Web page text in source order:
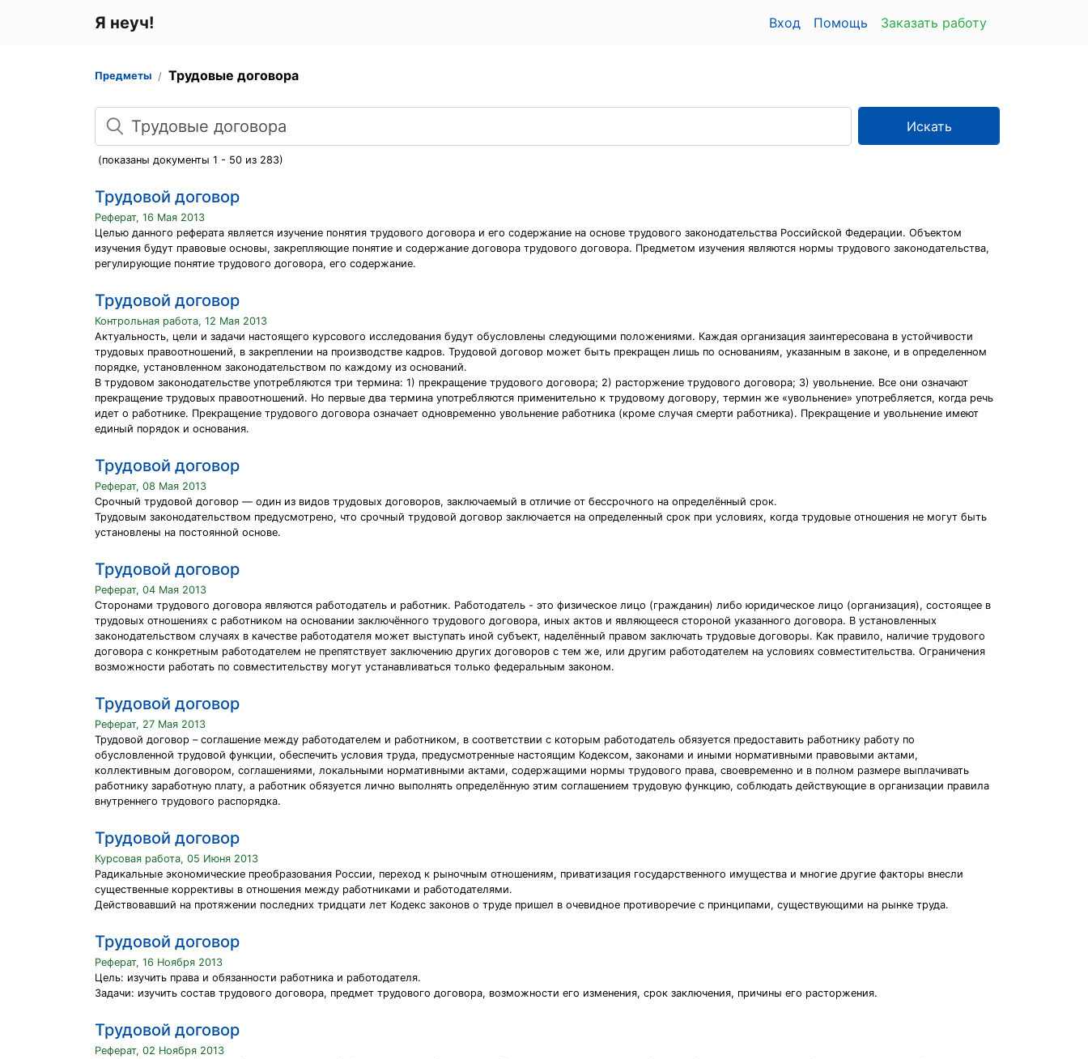
Я неуч! Вход Помощь Заказать работу
Предметы Трудовые договора
Поиск
Искать
(показаны документы 1 - 50 из 283)
Трудовой договор
Реферат, 16 Мая 2013
Целью данного реферата является изучение понятия трудового договора и его содержание на основе трудового законодательства Российской Федерации. Объектом
изучения будут правовые основы, закрепляющие понятие и содержание договора трудового договора. Предметом изучения являются нормы трудового законодательства,
регулирующие понятие трудового договора, его содержание.
Трудовой договор
Контрольная работа, 12 Мая 2013
Актуальность, цели и задачи настоящего курсового исследования будут обусловлены следующими положениями. Каждая организация заинтересована в устойчивости
трудовых правоотношений, в закреплении на производстве кадров. Трудовой договор может быть прекращен лишь по основаниям, указанным в законе, и в определенном
порядке, установленном законодательством по каждому из оснований.
В трудовом законодательстве употребляются три термина: 1) прекращение трудового договора; 2) расторжение трудового договора; 3) увольнение. Все они означают
прекращение трудовых правоотношений. Но первые два термина употребляются применительно к трудовому договору, термин же «увольнение» употребляется, когда речь
идет о работнике. Прекращение трудового договора означает одновременно увольнение работника (кроме случая смерти работника). Прекращение и увольнение имеют
единый порядок и основания.
Трудовой договор
Реферат, 08 Мая 2013
Срочный трудовой договор — один из видов трудовых договоров, заключаемый в отличие от бессрочного на определённый срок.
Трудовым законодательством предусмотрено, что срочный трудовой договор заключается на определенный срок при условиях, когда трудовые отношения не могут быть
установлены на постоянной основе.
Трудовой договор
Реферат, 04 Мая 2013
Сторонами трудового договора являются работодатель и работник. Работодатель - это физическое лицо (гражданин) либо юридическое лицо (организация), состоящее в
трудовых отношениях с работником на основании заключённого трудового договора, иных актов и являющееся стороной указанного договора. В установленных
законодательством случаях в качестве работодателя может выступать иной субъект, наделённый правом заключать трудовые договоры. Как правило, наличие трудового
договора с конкретным работодателем не препятствует заключению других договоров с тем же, или другим работодателем на условиях совместительства. Ограничения
возможности работать по совместительству могут устанавливаться только федеральным законом.
Трудовой договор
Реферат, 27 Мая 2013
Трудовой договор – соглашение между работодателем и работником, в соответствии с которым работодатель обязуется предоставить работнику работу по
обусловленной трудовой функции, обеспечить условия труда, предусмотренные настоящим Кодексом, законами и иными нормативными правовыми актами,
коллективным договором, соглашениями, локальными нормативными актами, содержащими нормы трудового права, своевременно и в полном размере выплачивать
работнику заработную плату, а работник обязуется лично выполнять определённую этим соглашением трудовую функцию, соблюдать действующие в организации правила
внутреннего трудового распорядка.
Трудовой договор
Курсовая работа, 05 Июня 2013
Радикальные экономические преобразования России, переход к рыночным отношениям, приватизация государственного имущества и многие другие факторы внесли
существенные коррективы в отношения между работниками и работодателями.
Действовавший на протяжении последних тридцати лет Кодекс законов о труде пришел в очевидное противоречие с принципами, существующими на рынке труда.
Трудовой договор
Реферат, 16 Ноября 2013
Цель: изучить права и обязанности работника и работодателя.
Задачи: изучить состав трудового договора, предмет трудового договора, возможности его изменения, срок заключения, причины его расторжения.
Трудовой договор
Реферат, 02 Ноября 2013